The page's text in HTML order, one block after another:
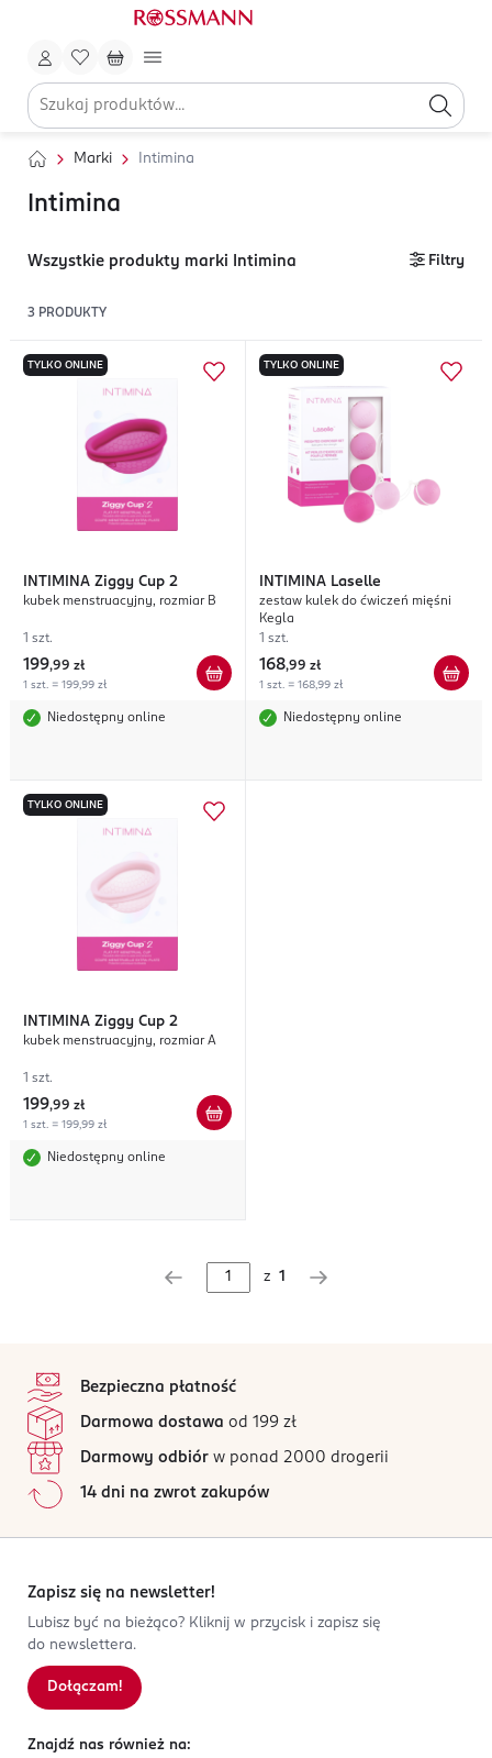
Marki Intimina
Intimina
Wszystkie produkty marki Intimina Filtry
3 PRODUKTY
TYLKO ONLINE
INTIMINA Ziggy Cup 2
kubek menstruacyjny, rozmiar B
1 szt.
199,99 zł
1 szt. = 199,99 zł
Niedostępny online
TYLKO ONLINE
INTIMINA Laselle
zestaw kulek do ćwiczeń mięśni
Kegla
1 szt.
168,99 zł
1 szt. = 168,99 zł
Niedostępny online
TYLKO ONLINE
INTIMINA Ziggy Cup 2
kubek menstruacyjny, rozmiar A
1 szt.
199,99 zł
1 szt. = 199,99 zł
Niedostępny online
z 1
Bezpieczna płatność
Darmowa dostawa od 199 zł
Darmowy odbiór w ponad 2000 drogerii
14 dni na zwrot zakupów
Zapisz się na newsletter!
Lubisz być na bieżąco? Kliknij w przycisk i zapisz się
do newslettera.
Dołączam!
Znajdź nas również na: